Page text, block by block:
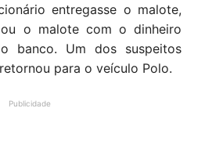
entregasse o malote,
o malote com o dinheiro
banco. Um dos suspeitos
para o veículo Polo.
Publicidade